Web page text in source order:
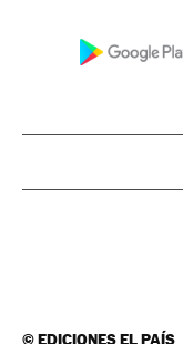
©EDICIONES EL PAÍS